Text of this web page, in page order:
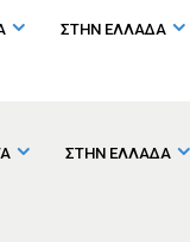
ΣΤΗΝ ΕΛΛΑΔΑ
ΣΤΗΝ ΕΛΛΑΔΑ